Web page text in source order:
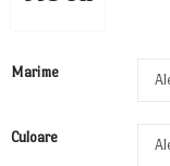
Marime
Culoare